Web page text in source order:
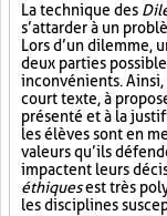
La technique des
s’attarder à un
Lors d’un dilemme,
deux parties
inconvénients. Ainsi,
court texte, à
présenté et à la
les élèves sont en
valeurs qu’ils
impactent leurs
éthiquesest très
les disciplines